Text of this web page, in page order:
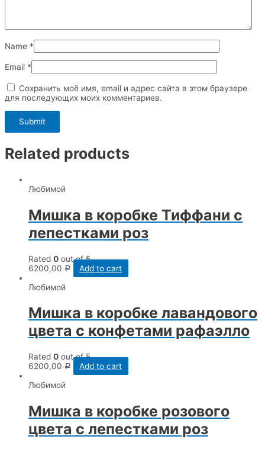
Name *
Email *
Сохранить моё имя, email и адрес сайта в этом браузере
для последующих моих комментариев.
Related products
Любимой
Мишка в коробке Тиффани с
лепестками роз
Rated 0 out of 5
6200,00 Р
Add to cart
Любимой
Мишка в коробке лавандового
цвета с конфетами рафаэлло
Rated 0 out of 5
6200,00 Р
Add to cart
Любимой
Мишка в коробке розового
цвета с лепестками роз